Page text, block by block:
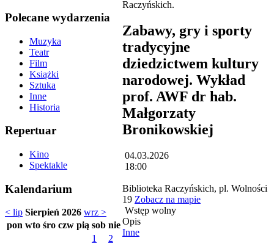
Polecane wydarzenia
Muzyka
Teatr
Film
Książki
Sztuka
Inne
Historia
Repertuar
Kino
Spektakle
Kalendarium
< lip Sierpień 2026 wrz >
pon wto śro czw pią sob nie
1
2
Zabawy, gry i sporty
tradycyjne
dziedzictwem kultury
narodowej. Wykład
prof. AWF dr hab.
Małgorzaty
Bronikowskiej
04.03.2026
18:00
Biblioteka Raczyńskich, pl. Wolności
19 Zobacz na mapie
Wstęp wolny
Opis
Inne